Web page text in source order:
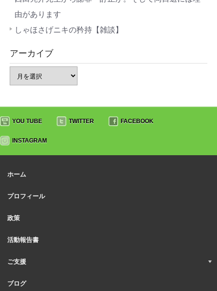
由があります
しゃほさげニキの矜持【雑談】
アーカイブ
YOU TUBE TWITTER FACEBOOK
INSTAGRAM
ホーム
プロフィール
政策
活動報告書
ご支援
ブログ